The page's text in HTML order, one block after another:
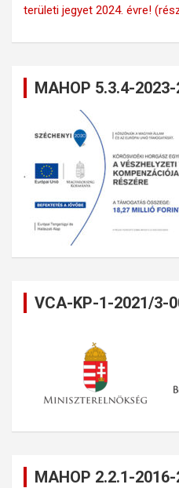
területi jegyet 2024. évre!
MAHOP 5.3.4-
VCA-KP-1-2021/3-
MAHOP 2.2.1-